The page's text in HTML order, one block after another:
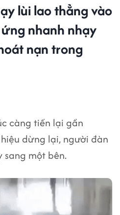
lùi lao thẳng vào
nhanh nhạy
nạn trong
càng tiến lại gần
dừng lại, người đàn
sang một bên.